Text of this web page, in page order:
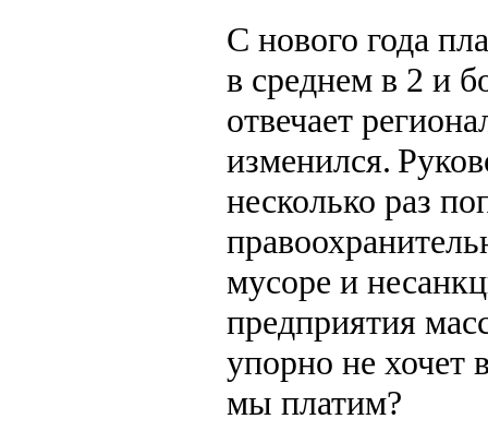
С нового года
в среднем в 2 и
отвечает
изменился.
несколько раз
мусоре и
предприятия
упорно не хочет
мы платим?